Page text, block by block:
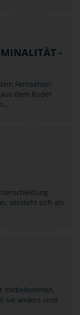
-
Fernsehen:
dem Ruder
versteht sich als
mitbekommen,
sie anders sind,